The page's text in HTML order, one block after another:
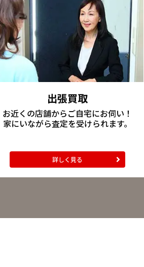
出張買取
お近くの店舗からご自宅にお伺い！
家にいながら査定を受けられます。
詳しく見る